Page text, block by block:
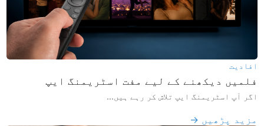
افادیت
فلمیں دیکھنے کے لیے مفت اسٹریمنگ ایپ
اگر آپ اسٹریمنگ ایپ تلاش کر رہے ہیں...
مزید پڑھیں →